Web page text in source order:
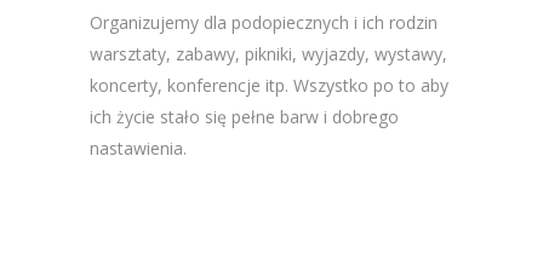
Organizujemy dla podopiecznych i ich rodzin
warsztaty, zabawy, pikniki, wyjazdy, wystawy,
koncerty, konferencje itp. Wszystko po to aby
ich życie stało się pełne barw i dobrego
nastawienia.